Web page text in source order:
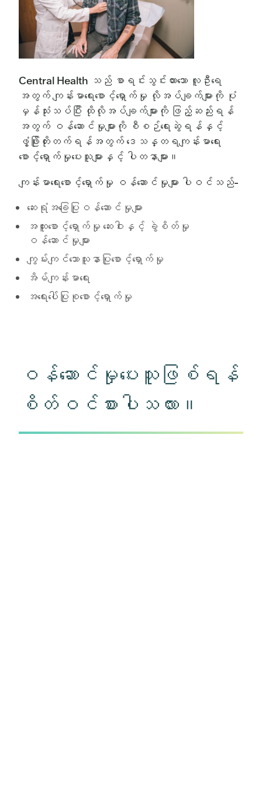
Central Health သည် စာရင်းသွင်းထားသော လူဦးရေ
အတွက် ကျန်းမာရေးစောင့်ရှောက်မှု လိုအပ်ချက်များကို ပုံ
မှန်သုံးသပ်ပြီး ထိုလိုအပ်ချက်များကို ဖြည့်ဆည်းရန်
အတွက် ဝန်ဆောင်မှုများကို စီစဉ်ရေးဆွဲရန်နှင့်
ဖွံ့ဖြိုးတိုးတက်ရန်အတွက် ဒေသန္တရကျန်းမာရေး
စောင့်ရှောက်မှုပေးသူများနှင့် ပါတနာများ။
ကျန်းမာရေးစောင့်ရှောက်မှု ဝန်ဆောင်မှုများ ပါဝင်သည်-
ဆေးရုံအခြေပြုဝန်ဆောင်မှုများ
အထူးစောင့်ရှောက်မှု ဆေးဝါးနှင့် ခွဲစိတ်မှု
ဝန်ဆောင်မှုများ
ကျွမ်းကျင်သောသူနာပြုစောင့်ရှောက်မှု
အိမ်ကျန်းမာရေး
အရေးပေါ်ပြုစုစောင့်ရှောက်မှု
ဝန်ဆောင်မှုပေးသူဖြစ်ရန်
စိတ်ဝင်စားပါသလား။